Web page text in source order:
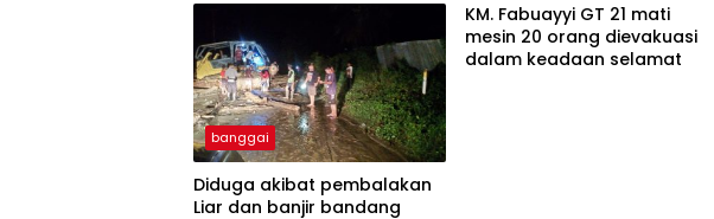
banggai
Diduga akibat pembalakan
Liar dan banjir bandang
KM. Fabuayyi GT 21 mati
mesin 20 orang dievakuasi
dalam keadaan selamat